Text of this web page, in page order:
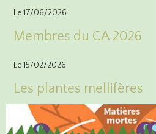
Le 17/06/2026
Membres du CA 2026
Le 15/02/2026
Les plantes mellifères